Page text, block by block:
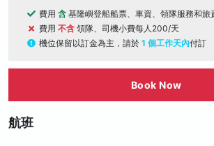
費用 含 基隆嶼登船船票、車資、領隊服務和旅
費用 不含 領隊、司機小費每人200/天
機位保留以訂金為主，請於 1 個工作天內付訂
Book Now
航班